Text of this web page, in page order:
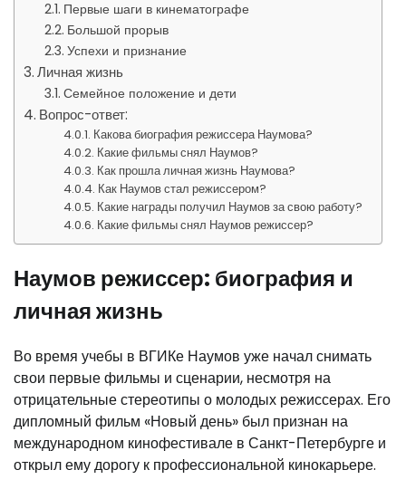
Первые шаги в кинематографе
Большой прорыв
Успехи и признание
Личная жизнь
Семейное положение и дети
Вопрос-ответ:
Какова биография режиссера Наумова?
Какие фильмы снял Наумов?
Как прошла личная жизнь Наумова?
Как Наумов стал режиссером?
Какие награды получил Наумов за свою работу?
Какие фильмы снял Наумов режиссер?
Наумов режиссер: биография и
личная жизнь
Во время учебы в ВГИКе Наумов уже начал снимать
свои первые фильмы и сценарии, несмотря на
отрицательные стереотипы о молодых режиссерах. Его
дипломный фильм «Новый день» был признан на
международном кинофестивале в Санкт-Петербурге и
открыл ему дорогу к профессиональной кинокарьере.